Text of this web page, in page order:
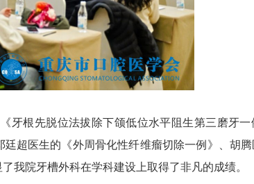
牙根先脱位法拔除下颌低位水平阻生第三磨牙
超医生的《外周骨化性纤维瘤切除一例》、胡
我院牙槽外科在学科建设上取得了非凡的成绩。